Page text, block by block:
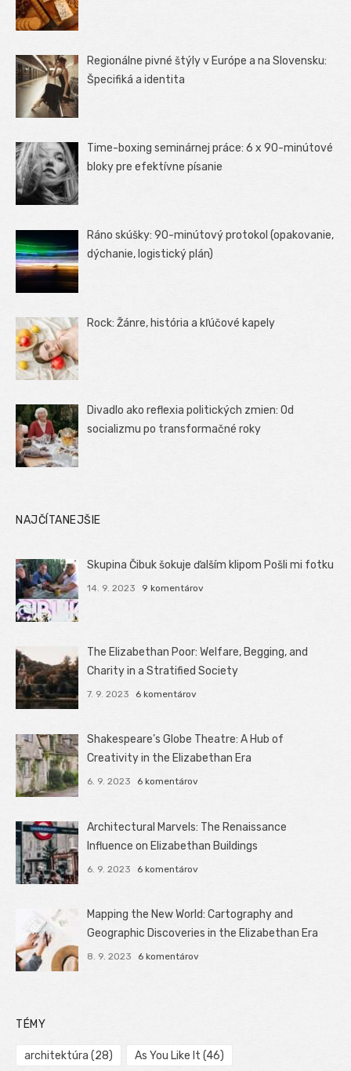
Regionálne pivné štýly v Európe a na Slovensku:
Špecifiká a identita
Time-boxing seminárnej práce: 6 x 90-minútové
bloky pre efektívne písanie
Ráno skúšky: 90-minútový protokol (opakovanie,
dýchanie, logistický plán)
Rock: Žánre, história a kľúčové kapely
Divadlo ako reflexia politických zmien: Od
socializmu po transformačné roky
NAJČÍTANEJŠIE
Skupina Čibuk šokuje ďalším klipom Pošli mi fotku
14. 9. 2023 9 komentárov
The Elizabethan Poor: Welfare, Begging, and
Charity in a Stratified Society
7. 9. 2023 6 komentárov
Shakespeare’s Globe Theatre: A Hub of
Creativity in the Elizabethan Era
6. 9. 2023 6 komentárov
Architectural Marvels: The Renaissance
Influence on Elizabethan Buildings
6. 9. 2023 6 komentárov
Mapping the New World: Cartography and
Geographic Discoveries in the Elizabethan Era
8. 9. 2023 6 komentárov
TÉMY
architektúra (28) As You Like It (46)